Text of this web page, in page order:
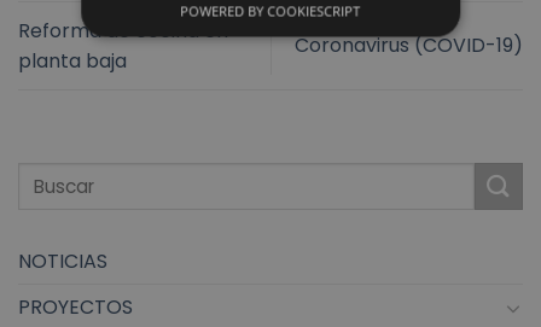
Reforma de cocina en
planta baja
Coronavirus (COVID-19)
NOTICIAS
PROYECTOS
POWERED BY COOKIESCRIPT